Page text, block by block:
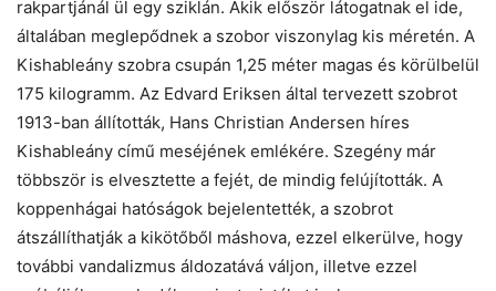
rakpartjánál ül egy sziklán. Akik először látogatnak el ide,
általában meglepődnek a szobor viszonylag kis méretén. A
Kishableány szobra csupán 1,25 méter magas és körülbelül
175 kilogramm. Az Edvard Eriksen által tervezett szobrot
1913-ban állították, Hans Christian Andersen híres
Kishableány című meséjének emlékére. Szegény már
többször is elvesztette a fejét, de mindig felújították. A
koppenhágai hatóságok bejelentették, a szobrot
átszállíthatják a kikötőből máshova, ezzel elkerülve, hogy
további vandalizmus áldozatává váljon, illetve ezzel